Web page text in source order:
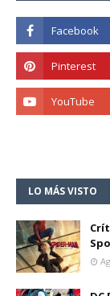
LO MÁS VISTO